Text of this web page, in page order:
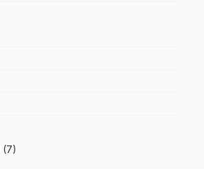
(7)